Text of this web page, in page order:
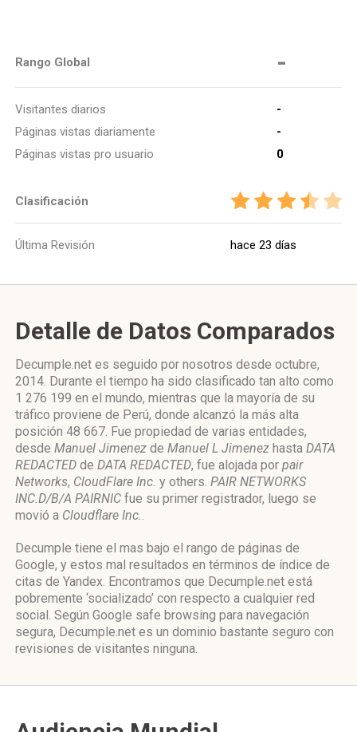
Rango Global -
Visitantes diarios
-
Páginas vistas diariamente
-
Páginas vistas pro usuario
0
Clasificación
Última Revisión hace 23 días
Detalle de Datos Comparados
Decumple.net es seguido por nosotros desde octubre,
2014. Durante el tiempo ha sido clasificado tan alto como
1 276 199 en el mundo, mientras que la mayoría de su
tráfico proviene de Perú, donde alcanzó la más alta
posición 48 667. Fue propiedad de varias entidades,
desde Manuel Jimenez de Manuel L Jimenez hasta DATA
REDACTED de DATA REDACTED, fue alojada por pair
Networks, CloudFlare Inc. y others. PAIR NETWORKS
INC.D/B/A PAIRNIC fue su primer registrador, luego se
movió a Cloudflare Inc..
Decumple tiene el mas bajo el rango de páginas de
Google, y estos mal resultados en términos de índice de
citas de Yandex. Encontramos que Decumple.net está
pobremente ‘socializado’ con respecto a cualquier red
social. Según Google safe browsing para navegación
segura, Decumple.net es un dominio bastante seguro con
revisiones de visitantes ninguna.